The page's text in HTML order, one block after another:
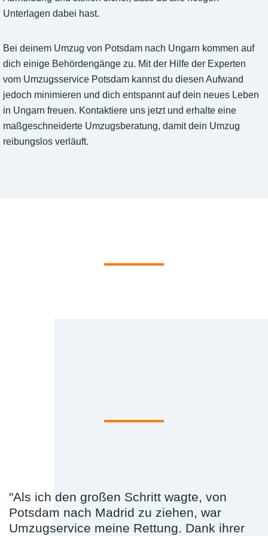
Unterlagen dabei hast.
Bei deinem Umzug von Potsdam nach Ungarn kommen auf
dich einige Behördengänge zu. Mit der Hilfe der Experten
vom Umzugsservice Potsdam kannst du diesen Aufwand
jedoch minimieren und dich entspannt auf dein neues Leben
in Ungarn freuen. Kontaktiere uns jetzt und erhalte eine
maßgeschneiderte Umzugsberatung, damit dein Umzug
reibungslos verläuft.
"Als ich den großen Schritt wagte, von
Potsdam nach Madrid zu ziehen, war
Umzugservice meine Rettung. Dank ihrer